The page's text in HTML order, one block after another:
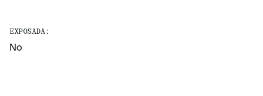
EXPOSADA:
No